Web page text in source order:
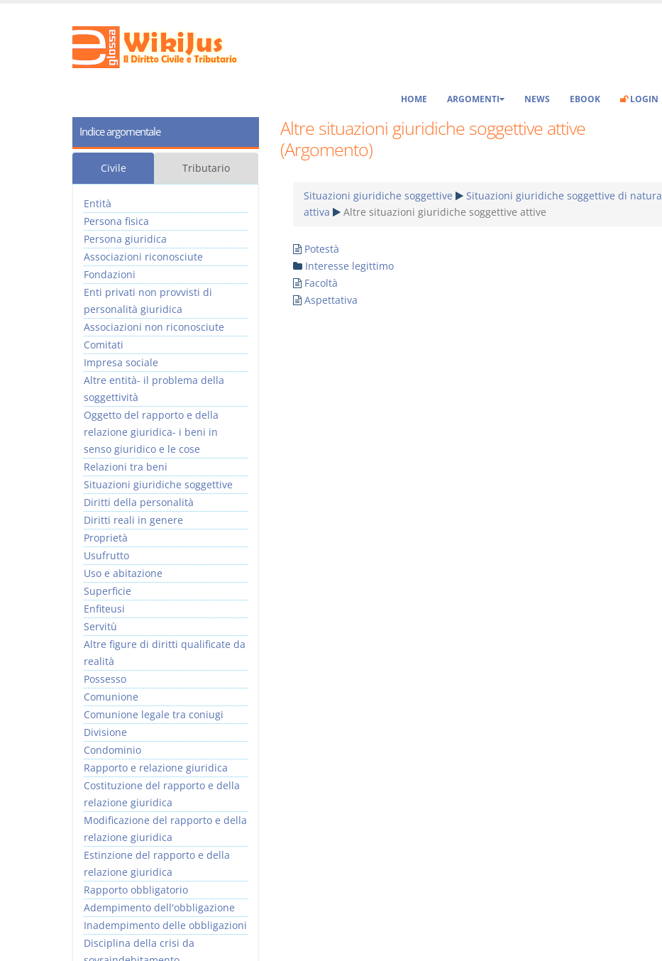
HOME ARGOMENTI NEWS EBOOK LOGIN
Altre situazioni giuridiche soggettive attive
(Argomento)
Situazioni giuridiche soggettive
Situazioni giuridiche soggettive di natura
attiva
Altre situazioni giuridiche soggettive attive
Potestà
Interesse legittimo
Facoltà
Aspettativa
Indice argomentale
Civile Tributario
Entità
Persona fisica
Persona giuridica
Associazioni riconosciute
Fondazioni
Enti privati non provvisti di
personalità giuridica
Associazioni non riconosciute
Comitati
Impresa sociale
Altre entità- il problema della
soggettività
Oggetto del rapporto e della
relazione giuridica- i beni in
senso giuridico e le cose
Relazioni tra beni
Situazioni giuridiche soggettive
Diritti della personalità
Diritti reali in genere
Proprietà
Usufrutto
Uso e abitazione
Superficie
Enfiteusi
Servitù
Altre figure di diritti qualificate da
realità
Possesso
Comunione
Comunione legale tra coniugi
Divisione
Condominio
Rapporto e relazione giuridica
Costituzione del rapporto e della
relazione giuridica
Modificazione del rapporto e della
relazione giuridica
Estinzione del rapporto e della
relazione giuridica
Rapporto obbligatorio
Adempimento dell'obbligazione
Inadempimento delle obbligazioni
Disciplina della crisi da
Usufrutto Uso e
Versione ebook€ 4,19
Prescrizione e
decadenza
Versione ebook
(iva incl.)